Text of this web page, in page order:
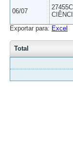
06/07
Exportar para: Excel
Total